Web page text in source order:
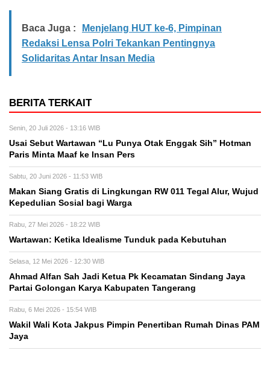
Baca Juga :
Menjelang HUT ke-6, Pimpinan
Redaksi Lensa Polri Tekankan Pentingnya
Solidaritas Antar Insan Media
BERITA TERKAIT
Senin, 20 Juli 2026 - 13:16 WIB
Usai Sebut Wartawan “Lu Punya Otak Enggak Sih” Hotman
Paris Minta Maaf ke Insan Pers
Sabtu, 20 Juni 2026 - 11:53 WIB
Makan Siang Gratis di Lingkungan RW 011 Tegal Alur, Wujud
Kepedulian Sosial bagi Warga
Rabu, 27 Mei 2026 - 18:22 WIB
Wartawan: Ketika Idealisme Tunduk pada Kebutuhan
Selasa, 12 Mei 2026 - 12:30 WIB
‎Ahmad Alfan Sah Jadi Ketua Pk Kecamatan Sindang Jaya
Partai Golongan Karya Kabupaten Tangerang
Rabu, 6 Mei 2026 - 15:54 WIB
Wakil Wali Kota Jakpus Pimpin Penertiban Rumah Dinas PAM
Jaya